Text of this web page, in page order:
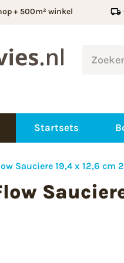
+ 500m² winkel
Startsets
Sauciere 19,4 x 12,6 cm